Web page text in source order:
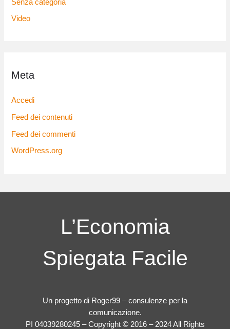
Senza categoria
Video
Meta
Accedi
Feed dei contenuti
Feed dei commenti
WordPress.org
L’Economia
Spiegata Facile
Un progetto di Roger99 – consulenze per la
comunicazione.
PI 04039280245 – Copyright © 2016 – 2024 All Rights